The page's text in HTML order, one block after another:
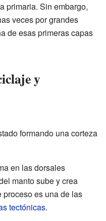
primaria. Sin embargo,
veces por grandes
de esas primeras capas
y
formando una corteza
en las dorsales
manto sube y crea
proceso es una de las
tectónicas.